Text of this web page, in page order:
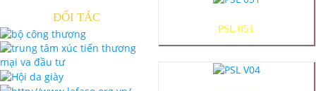
ĐỐI TÁC
PSL 051